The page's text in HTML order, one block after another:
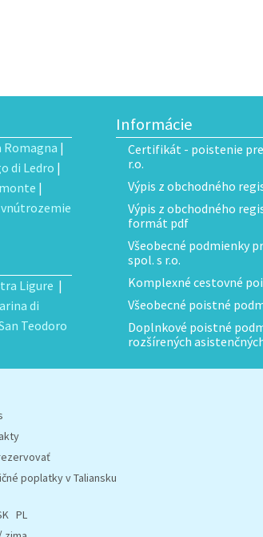
Romagna |
di Ledro |
|
Ligure |
di
Teodoro
Informácie
Certifikát - poistenie pre
r.o.
Výpis z obchodného
Výpis z obchodného
formát pdf
Všeobecné podmienky
spol. s r.o.
Komplexné cestovné
Všeobecné poistné
Doplnkové poistné
rozšírených
poplatky v Taliansku
PL